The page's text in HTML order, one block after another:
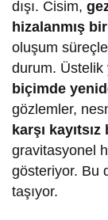
dışı. Cisim,
hizalanmış
oluşum
durum.
biçimde
gözlemler,
karşı
gravitasyonel
gösteriyor. Bu
taşıyor.